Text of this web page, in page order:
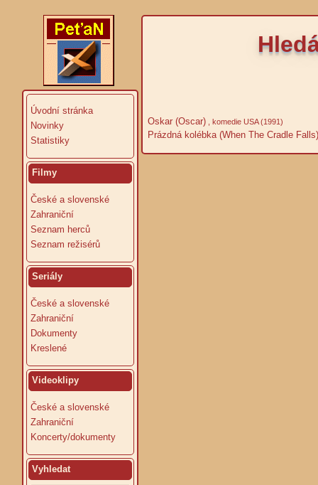
Úvodní stránka
Novinky
Statistiky
Filmy
České a slovenské
Zahraniční
Seznam herců
Seznam režisérů
Seriály
České a slovenské
Zahraniční
Dokumenty
Kreslené
Videoklipy
České a slovenské
Zahraniční
Koncerty/dokumenty
Vyhledat
Oskar (Oscar) , komedie USA (1991)
Prázdná kolébka (When The Cradle Falls)